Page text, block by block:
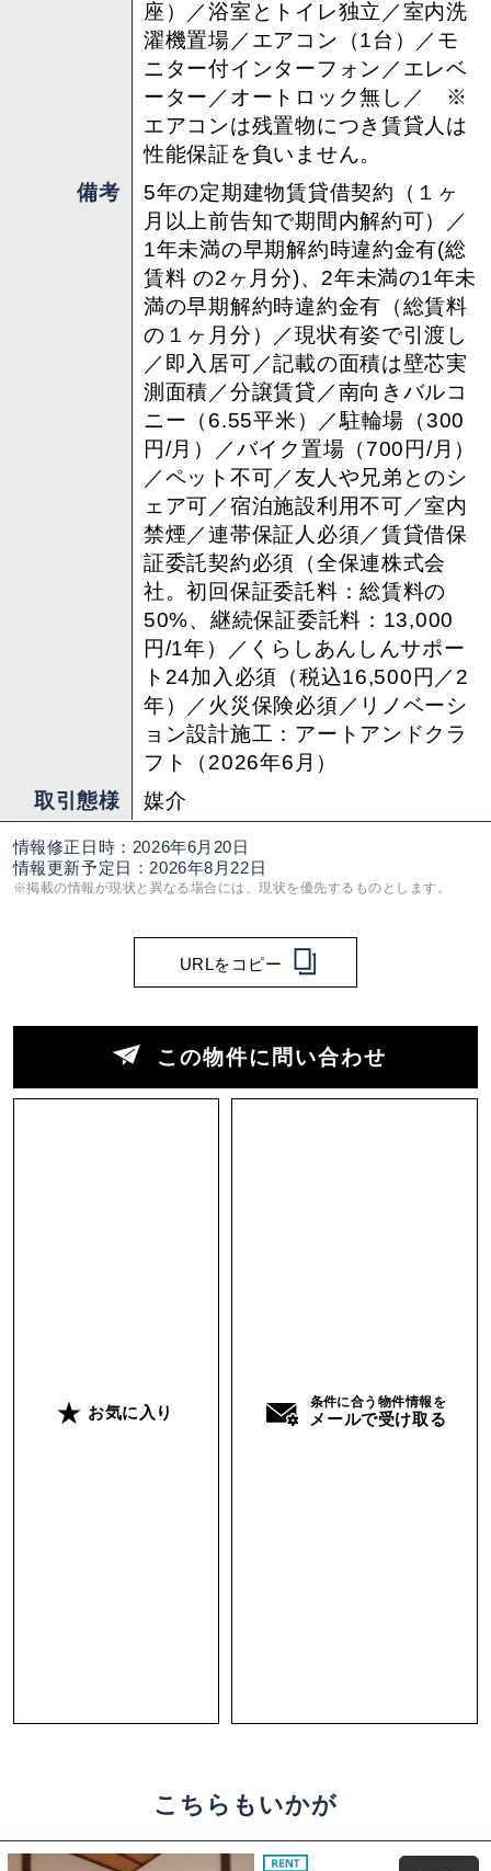
＊ペット飼育不可
担当 ： 大嶺
座）／浴室とトイレ独立／室内洗
濯機置場／エアコン（1台）／モ
ニター付インターフォン／エレベ
ーター／オートロック無し／ ※
エアコンは残置物につき賃貸人は
性能保証を負いません。
備考
5年の定期建物賃貸借契約（１ヶ
月以上前告知で期間内解約可）／
1年未満の早期解約時違約金有(総
賃料 の2ヶ月分)、2年未満の1年未
満の早期解約時違約金有（総賃料
の１ヶ月分）／現状有姿で引渡し
／即入居可／記載の面積は壁芯実
測面積／分譲賃貸／南向きバルコ
ニー（6.55平米）／駐輪場（300
円/月）／バイク置場（700円/月）
／ペット不可／友人や兄弟とのシ
ェア可／宿泊施設利用不可／室内
禁煙／連帯保証人必須／賃貸借保
証委託契約必須（全保連株式会
社。初回保証委託料：総賃料の
50%、継続保証委託料：13,000
円/1年）／くらしあんしんサポー
ト24加入必須（税込16,500円／2
年）／火災保険必須／リノベーシ
ョン設計施工：アートアンドクラ
フト（2026年6月）
取引態様
媒介
情報修正日時：2026年6月20日
情報更新予定日：2026年8月22日
※掲載の情報が現状と異なる場合には、現状を優先するものとします。
URLをコピー
この物件に問い合わせ
お気に入り
条件に合う物件情報を
メールで受け取る
こちらもいかが